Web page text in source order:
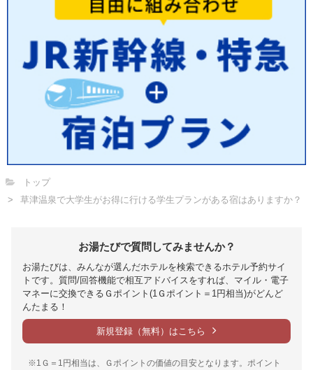
トップ
草津温泉で大学生がお得に行ける学生プランがある宿はありますか？
お湯たびで質問してみませんか？
お湯たびは、みんなが選んだホテルを検索できるホテル予約サイ
トです。質問/回答機能で相互アドバイスをすれば、マイル・電子
マネーに交換できるＧポイント(1Ｇポイント＝1円相当)がどんど
んたまる！
新規登録（無料）はこちら
※1Ｇ＝1円相当は、Ｇポイントの価値の目安となります。ポイント